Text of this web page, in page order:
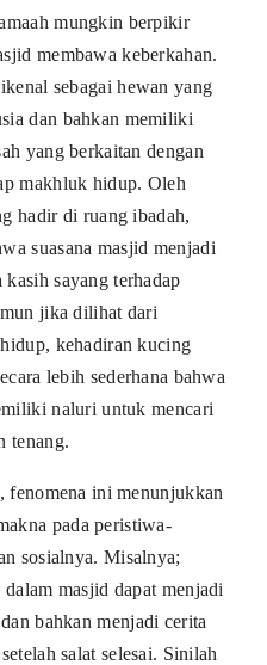
mungkin berpikir
membawa keberkahan.
sebagai hewan yang
dan bahkan memiliki
yang berkaitan dengan
makhluk hidup. Oleh
hadir di ruang ibadah,
suasana masjid menjadi
kasih sayang terhadap
jika dilihat dari
kehadiran kucing
lebih sederhana bahwa
naluri untuk mencari
tenang.
fenomena ini menunjukkan
pada peristiwa-
sosialnya. Misalnya;
masjid dapat menjadi
bahkan menjadi cerita
salat selesai. Sinilah